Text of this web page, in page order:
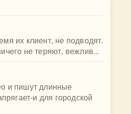
их клиент, не подводят.
не теряют, вежлив...
и пишут длинные
и для городской